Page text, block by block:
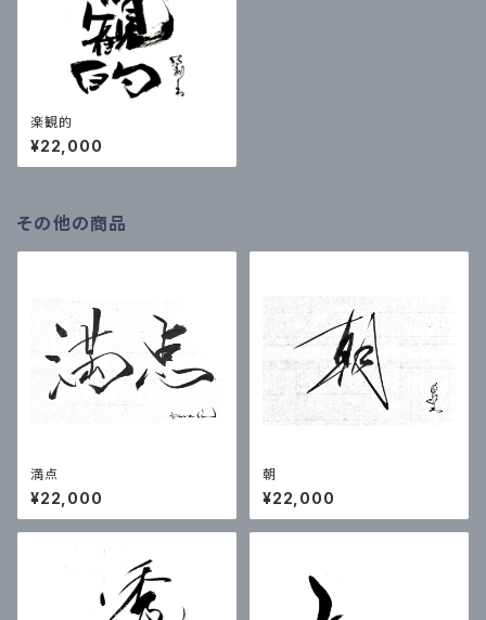
楽観的
¥22,000
その他の商品
満点
¥22,000
朝
¥22,000